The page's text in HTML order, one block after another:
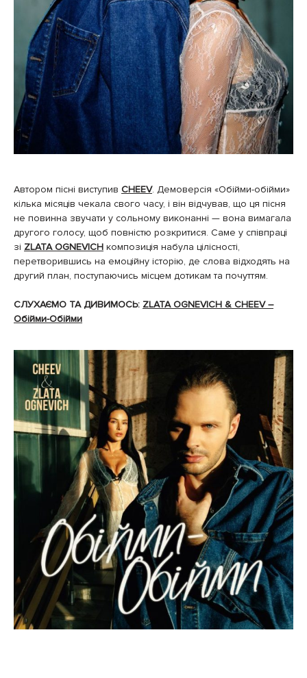
Автором пісні виступив CHEEV. Демоверсія «Обійми-обійми»
кілька місяців чекала свого часу, і він відчував, що ця пісня
не повинна звучати у сольному виконанні — вона вимагала
другого голосу, щоб повністю розкритися. Саме у співпраці
зі ZLATA OGNEVICH композиція набула цілісності,
перетворившись на емоційну історію, де слова відходять на
другий план, поступаючись місцем дотикам та почуттям.
СЛУХАЄМО ТА ДИВИМОСЬ: ZLATA OGNEVICH & CHEEV –
Обійми-Обійми